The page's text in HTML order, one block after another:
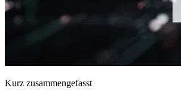
Kurz zusammengefasst